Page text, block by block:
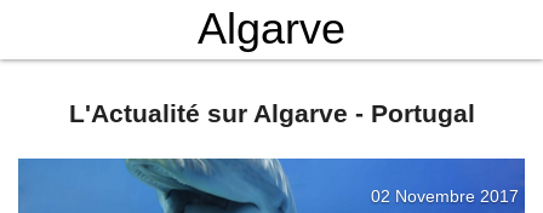
Algarve
L'Actualité sur Algarve - Portugal
02 Novembre 2017